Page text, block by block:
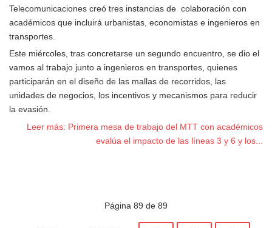
Telecomunicaciones creó tres instancias de colaboración con
académicos que incluirá urbanistas, economistas e ingenieros en
transportes.
Este miércoles, tras concretarse un segundo encuentro, se dio el
vamos al trabajo junto a ingenieros en transportes, quienes
participarán en el diseño de las mallas de recorridos, las
unidades de negocios, los incentivos y mecanismos para reducir
la evasión.
Leer más: Primera mesa de trabajo del MTT con académicos
evalúa el impacto de las líneas 3 y 6 y los...
Página 89 de 89